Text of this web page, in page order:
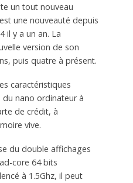
un tout nouveau
une nouveauté depuis
il y a un an. La
version de son
puis quatre à présent.
caractéristiques
nano ordinateur à
de crédit, à
vive.
du double affichages
core 64 bits
à 1.5Ghz, il peut